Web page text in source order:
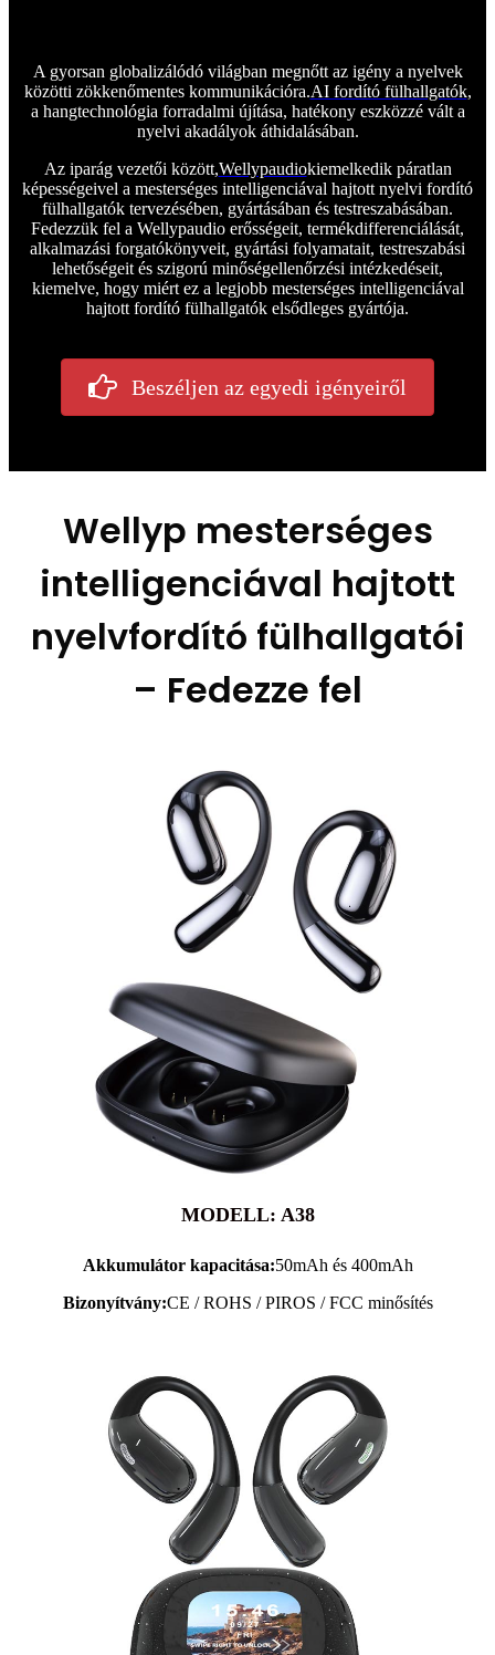
A gyorsan globalizálódó világban megnőtt az igény a nyelvek
közötti zökkenőmentes kommunikációra.AI fordító fülhallgatók,
a hangtechnológia forradalmi újítása, hatékony eszközzé vált a
nyelvi akadályok áthidalásában.
Az iparág vezetői között,Wellypaudiokiemelkedik páratlan
képességeivel a mesterséges intelligenciával hajtott nyelvi fordító
fülhallgatók tervezésében, gyártásában és testreszabásában.
Fedezzük fel a Wellypaudio erősségeit, termékdifferenciálását,
alkalmazási forgatókönyveit, gyártási folyamatait, testreszabási
lehetőségeit és szigorú minőségellenőrzési intézkedéseit,
kiemelve, hogy miért ez a legjobb mesterséges intelligenciával
hajtott fordító fülhallgatók elsődleges gyártója.
Beszéljen az egyedi igényeiről
Wellyp mesterséges
intelligenciával hajtott
nyelvfordító fülhallgatói
– Fedezze fel
MODELL: A38
Akkumulátor kapacitása:50mAh és 400mAh
Bizonyítvány:CE / ROHS / PIROS / FCC minősítés